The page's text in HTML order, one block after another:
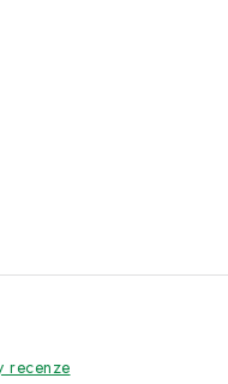
recenze